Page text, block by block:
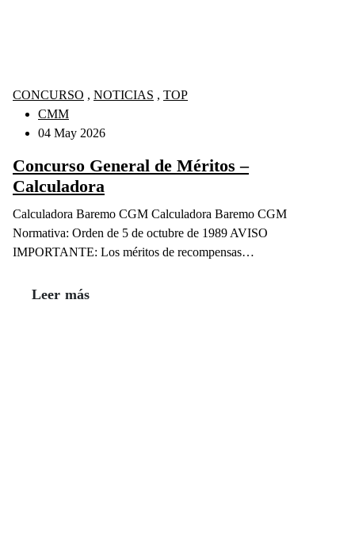
CONCURSO , NOTICIAS , TOP
CMM
04 May 2026
Concurso General de Méritos –
Calculadora
Calculadora Baremo CGM Calculadora Baremo CGM
Normativa: Orden de 5 de octubre de 1989 AVISO
IMPORTANTE: Los méritos de recompensas…
Leer más